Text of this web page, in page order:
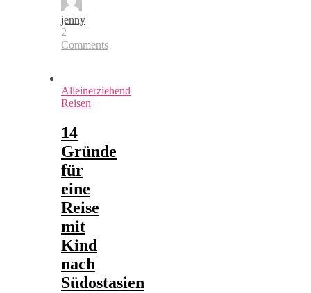
jenny
2
Comments
Alleinerziehend
Reisen
14
Gründe
für
eine
Reise
mit
Kind
nach
Südostasien